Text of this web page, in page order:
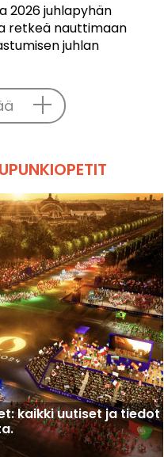
2026 juhlapyhän
retkeä nauttimaan
juhlan
kaikki uutiset ja tiedot